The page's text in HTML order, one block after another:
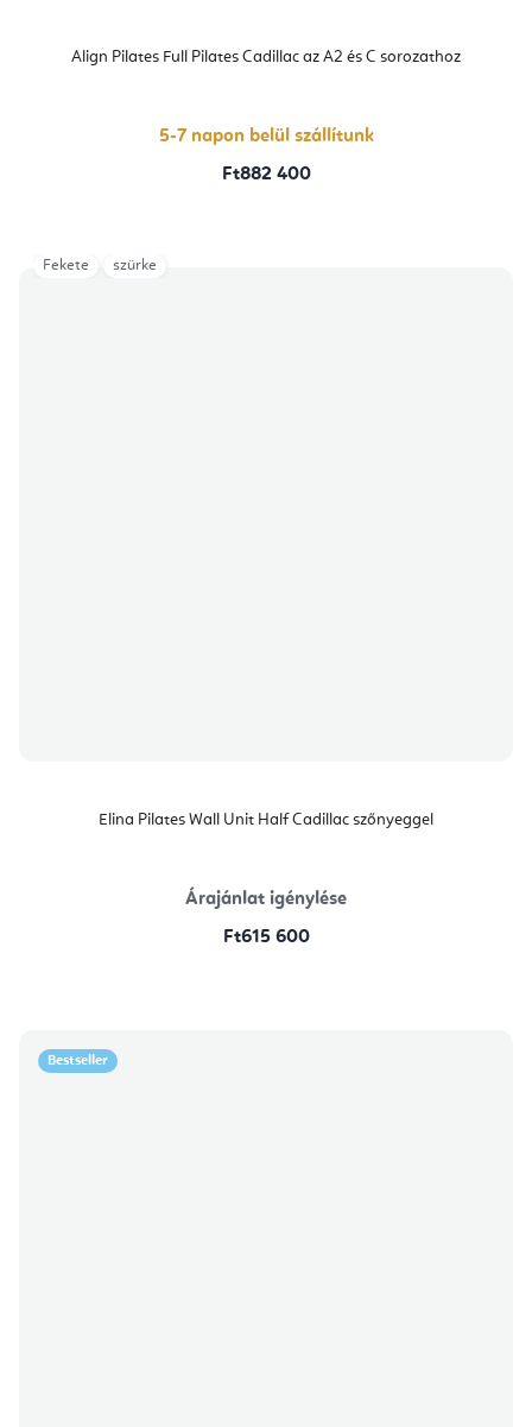
Align Pilates Full Pilates Cadillac az A2 és C sorozathoz
5-7 napon belül szállítunk
Ft882 400
Elina Pilates Wall Unit Half Cadillac szőnyeggel
Árajánlat igénylése
Ft615 600
Fekete szürke
Bestseller